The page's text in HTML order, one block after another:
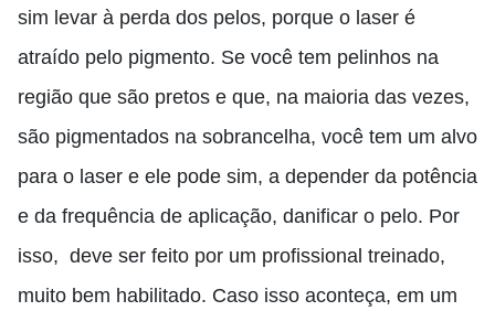
sim levar à perda dos pelos, porque o laser é
atraído pelo pigmento. Se você tem pelinhos na
região que são pretos e que, na maioria das vezes,
são pigmentados na sobrancelha, você tem um alvo
para o laser e ele pode sim, a depender da potência
e da frequência de aplicação, danificar o pelo. Por
isso, deve ser feito por um profissional treinado,
muito bem habilitado. Caso isso aconteça, em um